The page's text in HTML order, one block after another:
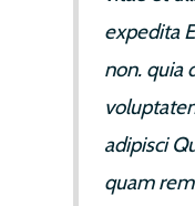
expedita
non. quia
adipisci
quam